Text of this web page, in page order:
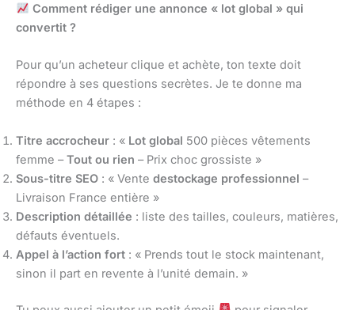
Comment rédiger une annonce « lot global » qui
convertit ?
Pour qu’un acheteur clique et achète, ton texte doit
répondre à ses questions secrètes. Je te donne ma
méthode en 4 étapes :
Titre accrocheur : « Lot global 500 pièces vêtements
femme –Tout ou rien – Prix choc grossiste »
Sous-titre SEO : « Vente destockage professionnel –
Livraison France entière »
Description détaillée : liste des tailles, couleurs, matières,
défauts éventuels.
Appel à l’action fort : « Prends tout le stock maintenant,
sinon il part en revente à l’unité demain. »